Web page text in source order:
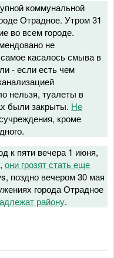
коммунальной
Отрадное. Утром 31
во всем городе.
не
касалось смыва в
- если есть чем
нельзя, туалеты в
были закрыты. Не
кроме
к пяти вечера 1 июня,
они грозят стать еще
поздно вечером 30 мая
города Отрадное
району.